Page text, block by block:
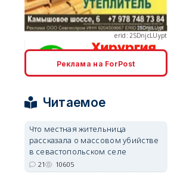
erid: 2SDnjcrDNw6
Реклама на ForPost
Читаемое
Что местная жительница
рассказала о массовом убийстве
в севастопольском селе
21 10605